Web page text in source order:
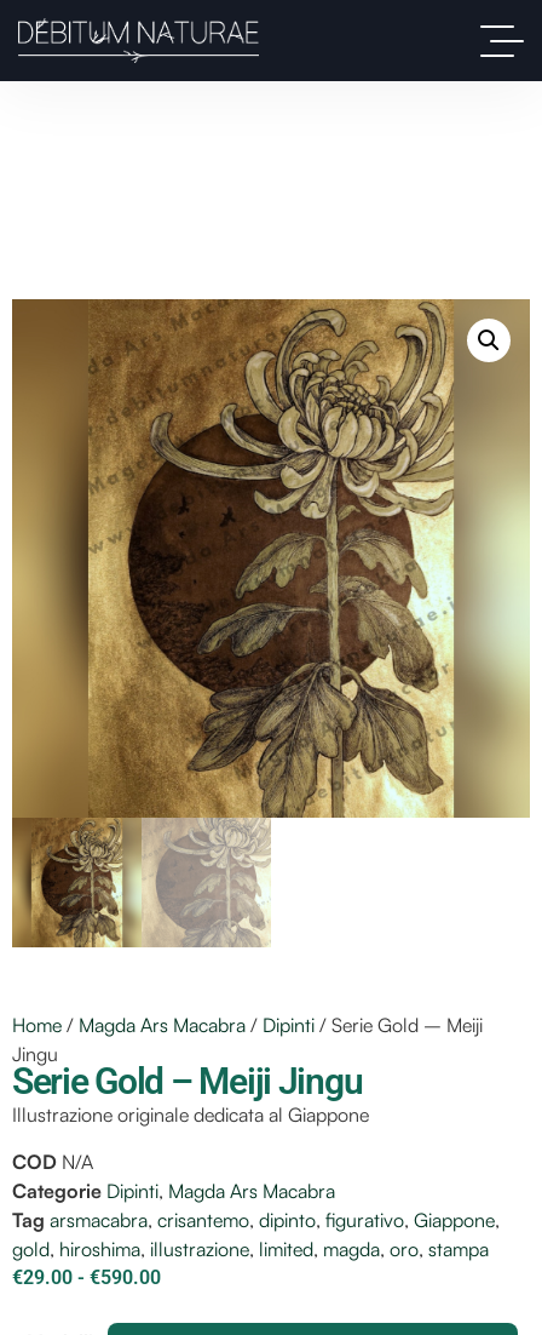
Home / Magda Ars Macabra / Dipinti / Serie Gold – Meiji
Jingu
Serie Gold – Meiji Jingu
Illustrazione originale dedicata al Giappone
COD N/A
Categorie Dipinti, Magda Ars Macabra
Tag arsmacabra, crisantemo, dipinto, figurativo, Giappone,
gold, hiroshima, illustrazione, limited, magda, oro, stampa
€29.00 - €590.00